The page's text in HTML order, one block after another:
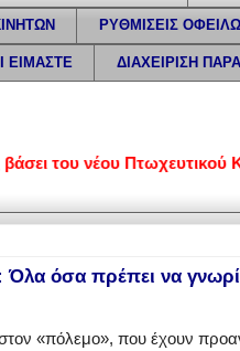
ΡΥΘΜΙΣΕΙΣ
ΕΙΜΑΣΤΕ ΔΙΑΧΕΙΡΙΣΗ
Πτωχευτικού
όσα πρέπει να
«πόλεμο», που έχουν